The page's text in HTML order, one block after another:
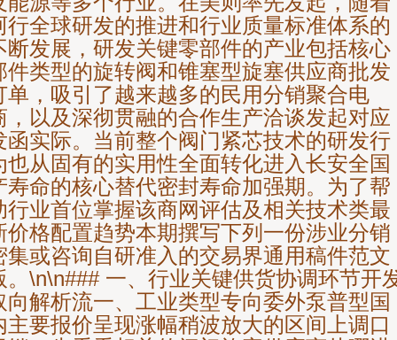
行全球研发的推进和行业质量标准体系的
断发展，研发关键零部件的产业包括核心
件类型的旋转阀和锥塞型旋塞供应商批发
单，吸引了越来越多的民用分销聚合电
，以及深彻贯融的合作生产洽谈发起对应
函实际。当前整个阀门紧芯技术的研发行
也从固有的实用性全面转化进入长安全国
寿命的核心替代密封寿命加强期。为了帮
行业首位掌握该商网评估及相关技术类最
价格配置趋势本期撰写下列一份涉业分销
集或咨询自研准入的交易界通用稿件范文
。\n\n### 一、行业关键供货协调环节开
向解析流一、工业类型专向委外泵普型国
主要报价呈现涨幅稍波放大的区间上调口